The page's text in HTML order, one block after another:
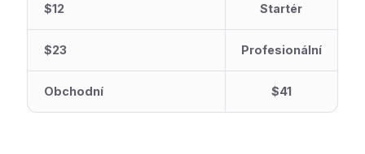
$12 Startér
$23 Profesionální
Obchodní $41